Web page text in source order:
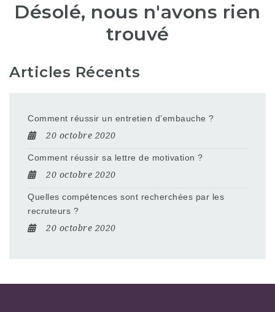
Désolé, nous n'avons rien
trouvé
Articles Récents
Comment réussir un entretien d’embauche ?
20 octobre 2020
Comment réussir sa lettre de motivation ?
20 octobre 2020
Quelles compétences sont recherchées par les
recruteurs ?
20 octobre 2020